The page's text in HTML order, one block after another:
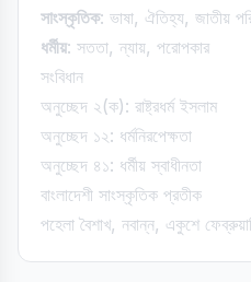
সাংস্কৃতিক: ভাষা, ঐতিহ্য, জাতীয়
ধর্মীয়: সততা, ন্যায়, পরোপকার
সংবিধান
অনুচ্ছেদ ২(ক): রাষ্ট্রধর্ম ইসলাম
অনুচ্ছেদ ১২: ধর্মনিরপেক্ষতা
অনুচ্ছেদ ৪১: ধর্মীয় স্বাধীনতা
বাংলাদেশী সাংস্কৃতিক প্রতীক
পহেলা বৈশাখ, নবান্ন, একুশে